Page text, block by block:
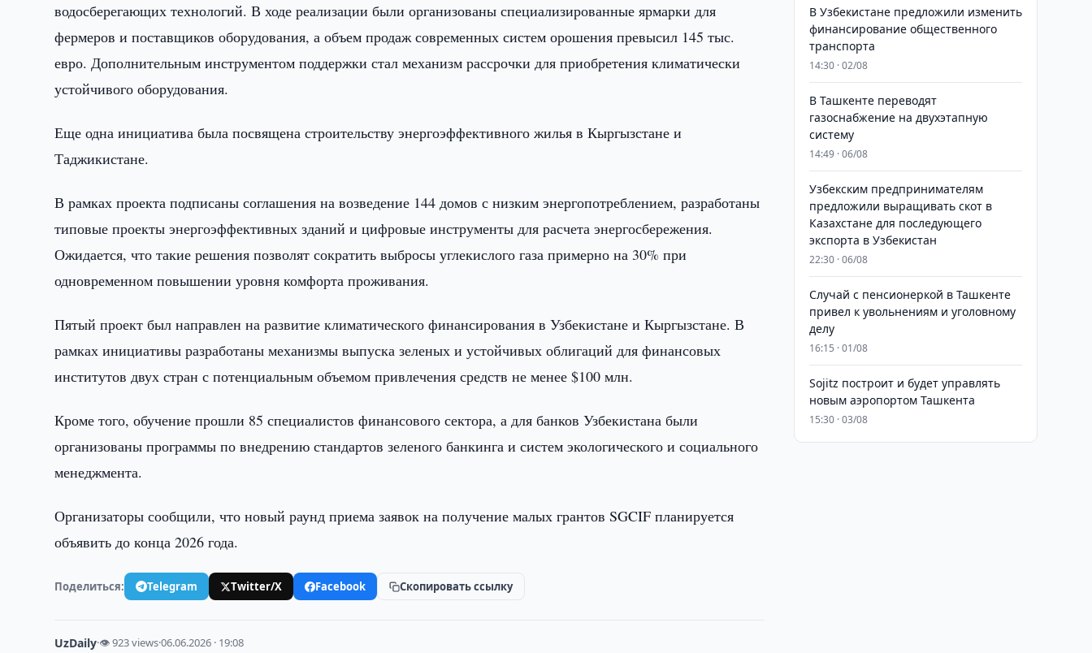
водосберегающих технологий. В ходе реализации были организованы специализированные ярмарки для
фермеров и поставщиков оборудования, а объем продаж современных систем орошения превысил 145 тыс.
евро. Дополнительным инструментом поддержки стал механизм рассрочки для приобретения климатически
устойчивого оборудования.
Еще одна инициатива была посвящена строительству энергоэффективного жилья в Кыргызстане и
Таджикистане.
В рамках проекта подписаны соглашения на возведение 144 домов с низким энергопотреблением, разработаны
типовые проекты энергоэффективных зданий и цифровые инструменты для расчета энергосбережения.
Ожидается, что такие решения позволят сократить выбросы углекислого газа примерно на 30% при
одновременном повышении уровня комфорта проживания.
Пятый проект был направлен на развитие климатического финансирования в Узбекистане и Кыргызстане. В
рамках инициативы разработаны механизмы выпуска зеленых и устойчивых облигаций для финансовых
институтов двух стран с потенциальным объемом привлечения средств не менее $100 млн.
Кроме того, обучение прошли 85 специалистов финансового сектора, а для банков Узбекистана были
организованы программы по внедрению стандартов зеленого банкинга и систем экологического и социального
менеджмента.
Организаторы сообщили, что новый раунд приема заявок на получение малых грантов SGCIF планируется
объявить до конца 2026 года.
Поделиться: Telegram Twitter/X Facebook Скопировать ссылку
UzDaily·👁 923 views·06.06.2026 · 19:08
В Узбекистане предложили изменить
финансирование общественного
транспорта
14:30 · 02/08
В Ташкенте переводят
газоснабжение на двухэтапную
систему
14:49 · 06/08
Узбекским предпринимателям
предложили выращивать скот в
Казахстане для последующего
экспорта в Узбекистан
22:30 · 06/08
Случай с пенсионеркой в Ташкенте
привел к увольнениям и уголовному
делу
16:15 · 01/08
Sojitz построит и будет управлять
новым аэропортом Ташкента
15:30 · 03/08